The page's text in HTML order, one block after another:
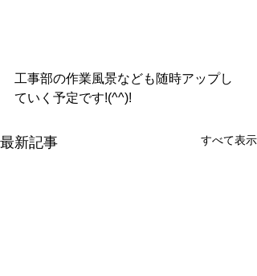
工事部の作業風景なども随時アップし
ていく予定です!(^^)!
最新記事 すべて表示